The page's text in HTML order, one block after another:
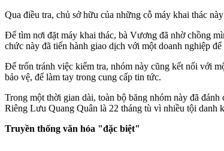
Qua điều tra, chủ sở hữu của những cỗ máy khai thác
Để tìm nơi đặt máy khai thác, bà Vương đã nhờ chồng
chức này đã tiến hành giao dịch với một doanh nghiệp
Để trốn tránh việc kiểm tra, nhóm này cũng kết nối với
bảo vệ, để làm tay trong cung cấp tin tức.
Trong một thời gian dài, toàn bộ băng nhóm này đã
Riêng Lưu Quang Quân là 22 tháng tù vì nhiều tội danh
Truyền thống văn hóa "đặc biệt"